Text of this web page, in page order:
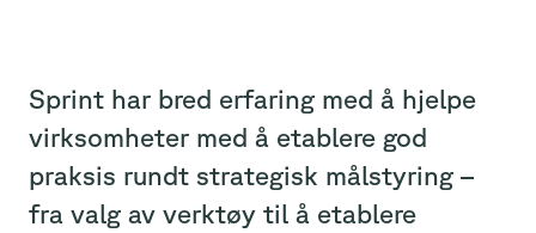
Sprint har bred erfaring med å hjelpe
virksomheter med å etablere god
praksis rundt strategisk målstyring –
fra valg av verktøy til å etablere